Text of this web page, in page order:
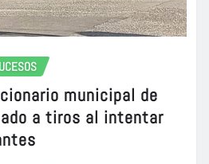
municipal de
a tiros al intentar